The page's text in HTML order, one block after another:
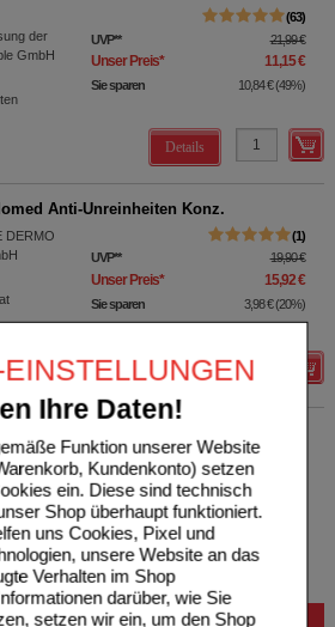
Ihre Daten!
Funktion unserer Website
Kundenkonto) setzen
ein. Diese sind technisch
Shop überhaupt funktioniert.
uns Cookies, Pixel und
unsere Website an das
Verhalten im Shop
darüber, wie Sie
setzen wir ein, um den Shop
der
GmbH
63
UVP** 21,99 €
Unser Preis* 11,15 €
Sie sparen 10,84 € (49%)
Details
Anti-Unreinheiten Konz.
DERMO
1
UVP** 19,90 €
Unser Preis* 15,92 €
Sie sparen 3,98 € (20%)
Grundpreis
530,67 €pro 1 l
Details
bei
Bewertung